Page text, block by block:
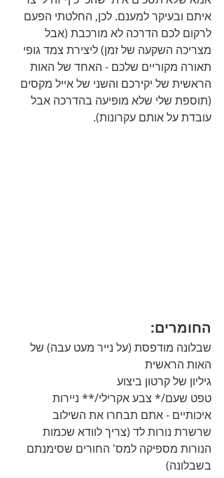
איתם ובעיקר למענם. לכן, החלטתי הפעם
לרקום לכם הדרכה לא מורכבת (אבל
מצריכה השקעה של זמן) ליצירת צמד גופי
תאורה מקוריים שלכם - האחד של האות
הראשית של יקירכם והשני של אייל מקסים
(תוספת שלי שלא מופיעה בהדרכה אבל
עובדת על אותם עקרונות).
החומרים:
שבלונה מודפסת (על נייר מעט עבה) של
האות הראשית
גיליון של קרטון ביצוע
טפט שעם/* צבע אקרילי/** ניירות
איכותיים - אתם תבחרו את השילוב
שרשרת נורות לד (צריך לוודא שכמות
הנורות מספיקה למס' החורים שסימנתם
בשבלונה)